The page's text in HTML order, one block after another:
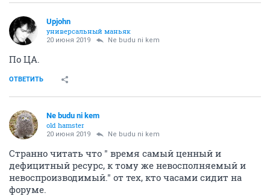
Upjohn
универсальный маньяк
20 июня 2019 Ne budu ni kem
По ЦА.
ОТВЕТИТЬ
Ne budu ni kem
old hamster
20 июня 2019 Ne budu ni kem
Странно читать что " время самый ценный и
дефицитный ресурс, к тому же невосполняемый и
невоспроизводимый." от тех, кто часами сидит на
форуме.